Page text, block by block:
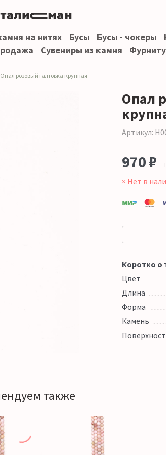
на нитях Бусы Бусы - чокеры
Сувениры из камня
Опал розовый галтовка крупная
Опал
Артикул:
970 ₽
× Нет в
Коротко о
Цвет
Длина
Форма
Камень
также